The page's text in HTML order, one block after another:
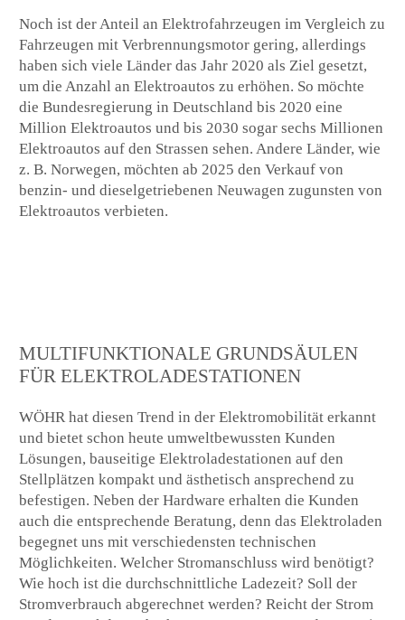
Noch ist der Anteil an Elektrofahrzeugen im Vergleich zu
Fahrzeugen mit Verbrennungsmotor gering, allerdings
haben sich viele Länder das Jahr 2020 als Ziel gesetzt,
um die Anzahl an Elektroautos zu erhöhen. So möchte
die Bundesregierung in Deutschland bis 2020 eine
Million Elektroautos und bis 2030 sogar sechs Millionen
Elektroautos auf den Strassen sehen. Andere Länder, wie
z. B. Norwegen, möchten ab 2025 den Verkauf von
benzin- und dieselgetriebenen Neuwagen zugunsten von
Elektroautos verbieten.
MULTIFUNKTIONALE GRUNDSÄULEN
FÜR ELEKTROLADESTATIONEN
WÖHR hat diesen Trend in der Elektromobilität erkannt
und bietet schon heute umweltbewussten Kunden
Lösungen, bauseitige Elektroladestationen auf den
Stellplätzen kompakt und ästhetisch ansprechend zu
befestigen. Neben der Hardware erhalten die Kunden
auch die entsprechende Beratung, denn das Elektroladen
begegnet uns mit verschiedensten technischen
Möglichkeiten. Welcher Stromanschluss wird benötigt?
Wie hoch ist die durchschnittliche Ladezeit? Soll der
Stromverbrauch abgerechnet werden? Reicht der Strom